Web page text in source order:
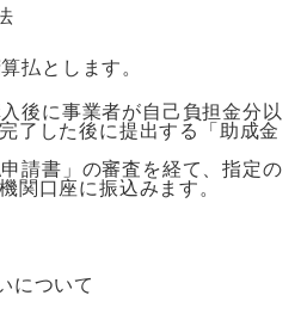
払とします。
後に事業者が自己負担金分以
了した後に提出する「助成金
の審査を経て、指定の
関口座に振込みます。
について